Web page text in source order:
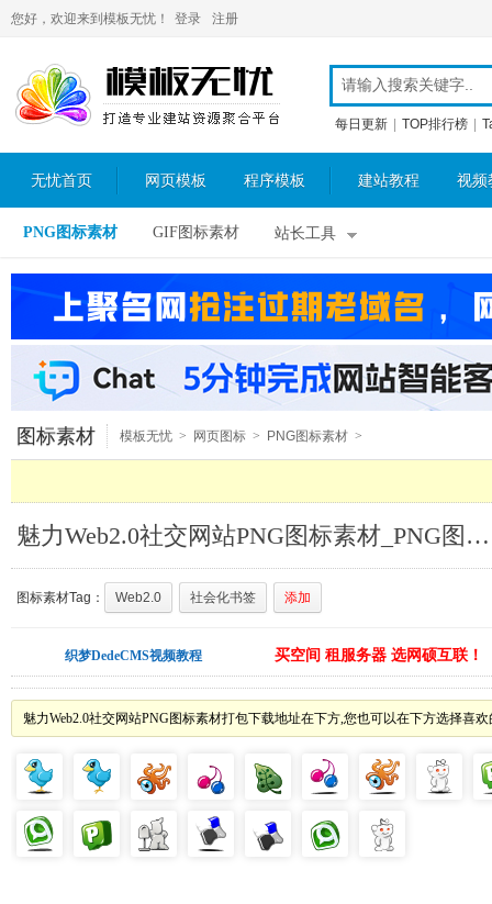
您好，欢迎来到模板无忧！ 登录 注册
每日更新 TOP排行榜
无忧首页 网页模板 程序模板 建站教程 视频
PNG图标素材 GIF图标素材 站长工具
图标素材 模板无忧 > 网页图标 > PNG图标素材 >
魅力Web2.0社交网站PNG图标素材_PNG图标素材
图标素材Tag： Web2.0 社会化书签 添加
织梦DedeCMS视频教程 买空间 租服务器 选网硕互联！
魅力Web2.0社交网站PNG图标素材打包下载地址在下方,您也可以在下方选择喜